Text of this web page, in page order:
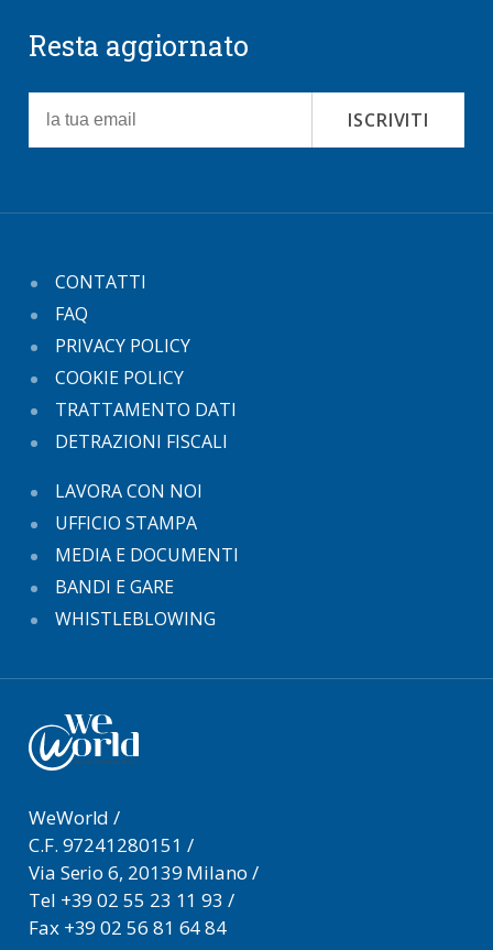
Resta aggiornato
ISCRIVITI
CONTATTI
FAQ
PRIVACY POLICY
COOKIE POLICY
TRATTAMENTO DATI
DETRAZIONI FISCALI
LAVORA CON NOI
UFFICIO STAMPA
MEDIA E DOCUMENTI
BANDI E GARE
WHISTLEBLOWING
WeWorld /
C.F. 97241280151 /
Via Serio 6, 20139 Milano /
Tel +39 02 55 23 11 93 /
Fax +39 02 56 81 64 84